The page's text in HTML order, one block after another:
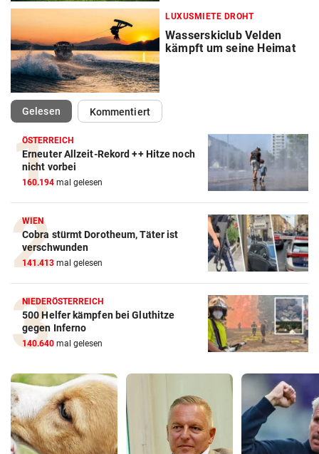
LUXUSMIETE DROHT
Wasserskiclub Velden
kämpft um seine Heimat
Gelesen(ausgewählt)Kommentiert
ÖSTERREICH
Erneuter Allzeit-Rekord ++ Hitze noch
nicht vorbei
160.194 mal gelesen
WIEN
Cobra stürmt Dorotheum, Täter ist
verschwunden
141.413 mal gelesen
NIEDERÖSTERREICH
500 Helfer kämpfen bei Gluthitze
gegen Inferno
140.640 mal gelesen